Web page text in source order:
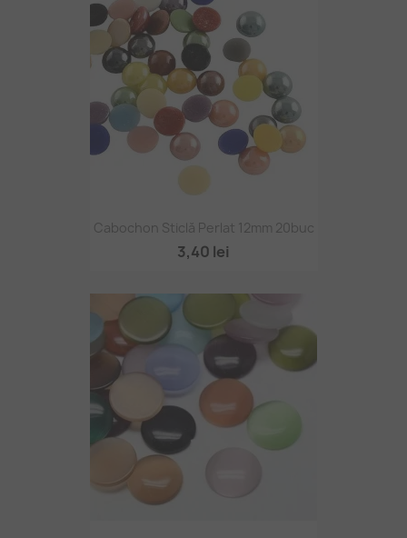
Cabochon Sticlă Perlat 12mm 20buc
3,40 lei